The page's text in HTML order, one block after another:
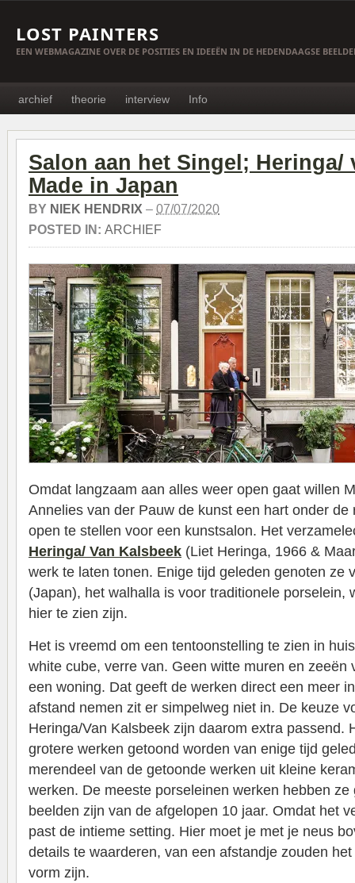
LOST PAINTERS
EEN WEBMAGAZINE OVER DE POSITIES EN IDEEËN IN DE HEDENDAAGSE
archief theorie interview Info
Salon aan het Singel; Heringa/
Made in Japan
BY NIEK HENDRIX – 07/07/2020
POSTED IN: ARCHIEF
Omdat langzaam aan alles weer open gaat willen
Annelies van der Pauw de kunst een hart onder
open te stellen voor een kunstsalon. Het
Heringa/ Van Kalsbeek (Liet Heringa, 1966 &
werk te laten tonen. Enige tijd geleden genoten ze
(Japan), het walhalla is voor traditionele porselein,
hier te zien zijn.
Het is vreemd om een tentoonstelling te zien in
white cube, verre van. Geen witte muren en zeeën
een woning. Dat geeft de werken direct een meer
afstand nemen zit er simpelweg niet in. De keuze
Heringa/Van Kalsbeek zijn daarom extra passend.
grotere werken getoond worden van enige tijd
merendeel van de getoonde werken uit kleine
werken. De meeste porseleinen werken hebben
beelden zijn van de afgelopen 10 jaar. Omdat het
past de intieme setting. Hier moet je met je neus
details te waarderen, van een afstandje zouden
vorm zijn.